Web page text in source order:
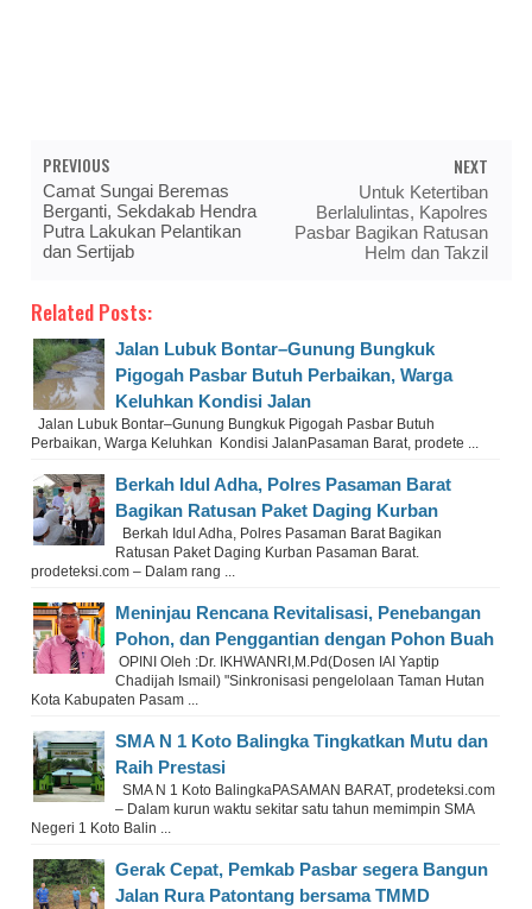
PREVIOUS
Camat Sungai Beremas
Berganti, Sekdakab Hendra
Putra Lakukan Pelantikan
dan Sertijab
NEXT
Untuk Ketertiban
Berlalulintas, Kapolres
Pasbar Bagikan Ratusan
Helm dan Takzil
Related Posts:
Jalan Lubuk Bontar–Gunung Bungkuk
Pigogah Pasbar Butuh Perbaikan, Warga
Keluhkan Kondisi Jalan
Jalan Lubuk Bontar–Gunung Bungkuk Pigogah Pasbar Butuh
Perbaikan, Warga Keluhkan Kondisi JalanPasaman Barat, prodete ...
Berkah Idul Adha, Polres Pasaman Barat
Bagikan Ratusan Paket Daging Kurban
Berkah Idul Adha, Polres Pasaman Barat Bagikan
Ratusan Paket Daging Kurban Pasaman Barat.
prodeteksi.com – Dalam rang ...
Meninjau Rencana Revitalisasi, Penebangan
Pohon, dan Penggantian dengan Pohon Buah
OPINI Oleh :Dr. IKHWANRI,M.Pd(Dosen IAI Yaptip
Chadijah Ismail) "Sinkronisasi pengelolaan Taman Hutan
Kota Kabupaten Pasam ...
SMA N 1 Koto Balingka Tingkatkan Mutu dan
Raih Prestasi
SMA N 1 Koto BalingkaPASAMAN BARAT, prodeteksi.com
– Dalam kurun waktu sekitar satu tahun memimpin SMA
Negeri 1 Koto Balin ...
Gerak Cepat, Pemkab Pasbar segera Bangun
Jalan Rura Patontang bersama TMMD